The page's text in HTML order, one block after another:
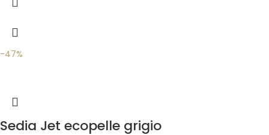
-47%
Sedia Jet ecopelle grigio